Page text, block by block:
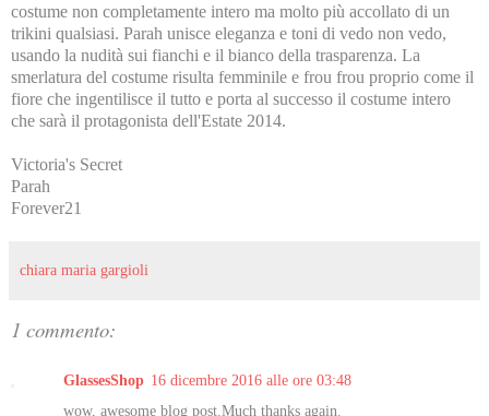
costume non completamente intero ma molto più accollato di un
trikini qualsiasi. Parah unisce eleganza e toni di vedo non vedo,
usando la nudità sui fianchi e il bianco della trasparenza. La
smerlatura del costume risulta femminile e frou frou proprio come il
fiore che ingentilisce il tutto e porta al successo il costume intero
che sarà il protagonista dell'Estate 2014.
Victoria's Secret
Parah
Forever21
chiara maria gargioli
1 commento:
GlassesShop 16 dicembre 2016 alle ore 03:48
wow, awesome blog post.Much thanks again.